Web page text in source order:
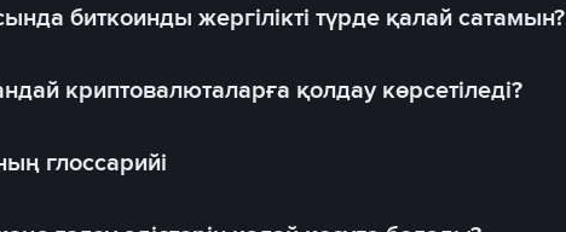
биткоинды жергілікті түрде қалай сатамын?
криптовалюталарға қолдау көрсетіледі?
глоссарийі